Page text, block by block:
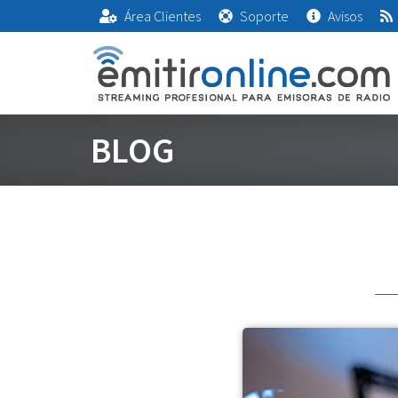
Área Clientes Soporte Avisos
BLOG